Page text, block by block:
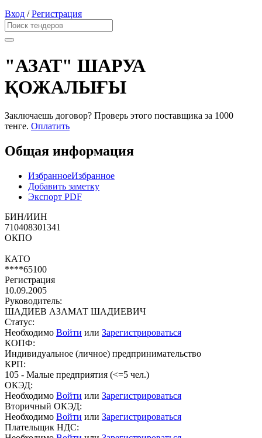
Вход /Регистрация
"АЗАТ" ШАРУА
ҚОЖАЛЫҒЫ
Заключаешь договор? Проверь этого поставщика за 1000
тенге. Оплатить
Общая информация
ИзбранноеИзбранное
Добавить заметку
Экспорт PDF
БИН/ИИН
710408301341
ОКПО
КАТО
****65100
Регистрация
10.09.2005
Руководитель:
ШАДИЕВ АЗАМАТ ШАДИЕВИЧ
Статус:
Необходимо Войти или Зарегистрироваться
КОПФ:
Индивидуальное (личное) предпринимательство
КРП:
105 - Малые предприятия (<=5 чел.)
ОКЭД:
Необходимо Войти или Зарегистрироваться
Вторичный ОКЭД:
Необходимо Войти или Зарегистрироваться
Плательщик НДС: